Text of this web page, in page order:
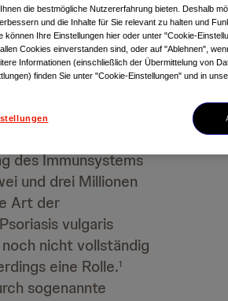
Hauterkrankung,
an der Haut
Psoriasis
des Immunsystems
und drei Millionen
Art der
vulgaris
nicht vollständig
eine Rolle.1
sogenannte
die bestmögliche Nutzererfahrung bieten. Deshalb
und die Inhalte für Sie relevant zu halten und
können Ihre Einstellungen hier oder unter "Cookie-
Cookies einverstanden sind, oder auf "Ablehnen",
Informationen (einschließlich der Übermittelung von
finden Sie unter "Cookie-Einstellungen" und in